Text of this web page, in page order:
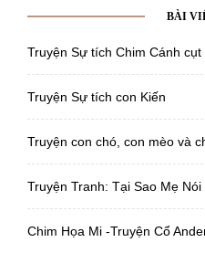
BÀI
Truyện Sự tích Chim Cánh cụt
Truyện Sự tích con Kiến
Truyện con chó, con mèo và
Truyện Tranh: Tại Sao Mẹ
Chim Họa Mi -Truyện Cổ